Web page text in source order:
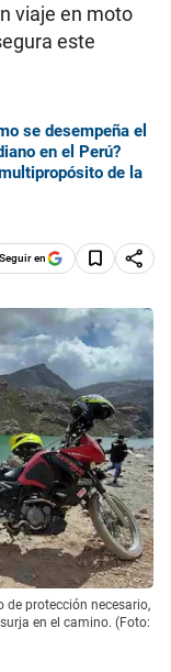
viaje en moto
este
se desempeña el
en el Perú?
de la
Seguir en
de protección necesario,
en el camino. (Foto: